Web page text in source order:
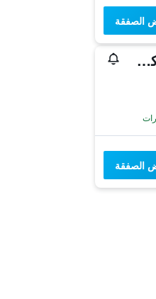
الصفقة
ذا ريبون إن - ذا إن كوليكشن جروب
الصفقة